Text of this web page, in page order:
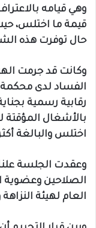
وهي قيامه
قيمة ما اختلس،
حال توفرت هذه
وكانت قد جرمت
الفساد لدى
رقابية رسمية
اختلس والبالغة أكثر من 83
وعقدت الجلسة
الصلاحين وعضوية
العام لهيئة